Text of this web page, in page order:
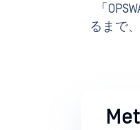
「
るまで